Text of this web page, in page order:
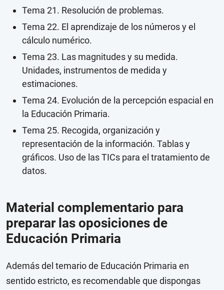
Tema 21. Resolución de problemas.
Tema 22. El aprendizaje de los números y el
cálculo numérico.
Tema 23. Las magnitudes y su medida.
Unidades, instrumentos de medida y
estimaciones.
Tema 24. Evolución de la percepción espacial en
la Educación Primaria.
Tema 25. Recogida, organización y
representación de la información. Tablas y
gráficos. Uso de las TICs para el tratamiento de
datos.
Material complementario para
preparar las oposiciones de
Educación Primaria
Además del temario de Educación Primaria en
sentido estricto, es recomendable que dispongas